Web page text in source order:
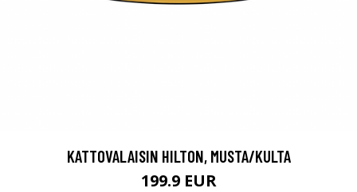
KATTOVALAISIN HILTON, MUSTA/KULTA
199.9 EUR